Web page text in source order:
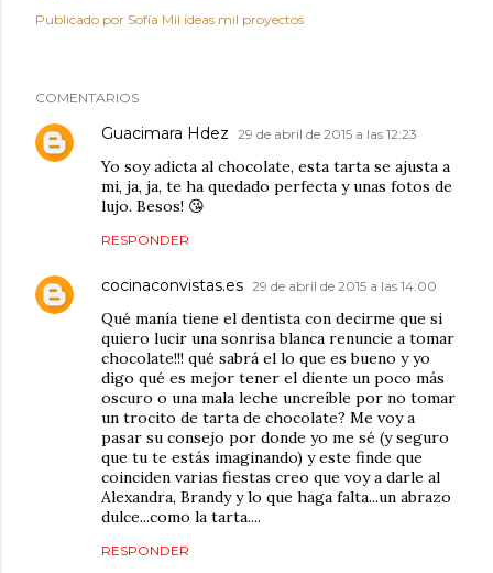
Publicado por Sofía Mil ideas mil proyectos
COMENTARIOS
Guacimara Hdez 29 de abril de 2015 a las 12:23
Yo soy adicta al chocolate, esta tarta se ajusta a
mi, ja, ja, te ha quedado perfecta y unas fotos de
lujo. Besos! 😘
RESPONDER
cocinaconvistas.es 29 de abril de 2015 a las 14:00
Qué manía tiene el dentista con decirme que si
quiero lucir una sonrisa blanca renuncie a tomar
chocolate!!! qué sabrá el lo que es bueno y yo
digo qué es mejor tener el diente un poco más
oscuro o una mala leche uncreíble por no tomar
un trocito de tarta de chocolate? Me voy a
pasar su consejo por donde yo me sé (y seguro
que tu te estás imaginando) y este finde que
coinciden varias fiestas creo que voy a darle al
Alexandra, Brandy y lo que haga falta...un abrazo
dulce...como la tarta....
RESPONDER